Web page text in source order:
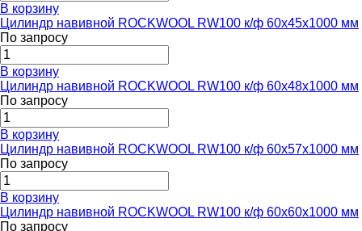
В корзину
Цилиндр навивной ROCKWOOL RW100 к/ф 60x45x1000 мм
По запросу
В корзину
Цилиндр навивной ROCKWOOL RW100 к/ф 60x48x1000 мм
По запросу
В корзину
Цилиндр навивной ROCKWOOL RW100 к/ф 60x57x1000 мм
По запросу
В корзину
Цилиндр навивной ROCKWOOL RW100 к/ф 60x60x1000 мм
По запросу